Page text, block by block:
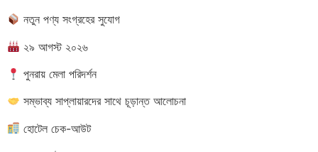
নতুন পণ্য সংগ্রহের সুযোগ
২৯ আগস্ট ২০২৬
পুনরায় মেলা পরিদর্শন
সম্ভাব্য সাপ্লায়ারদের সাথে চূড়ান্ত আলোচনা
হোটেল চেক-আউট